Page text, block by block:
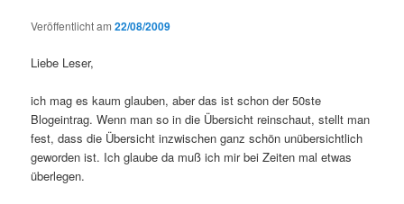
Veröffentlicht am22/08/2009
Liebe Leser,
ich mag es kaum glauben, aber das ist schon der 50ste
Blogeintrag. Wenn man so in die Übersicht reinschaut, stellt man
fest, dass die Übersicht inzwischen ganz schön unübersichtlich
geworden ist. Ich glaube da muß ich mir bei Zeiten mal etwas
überlegen.